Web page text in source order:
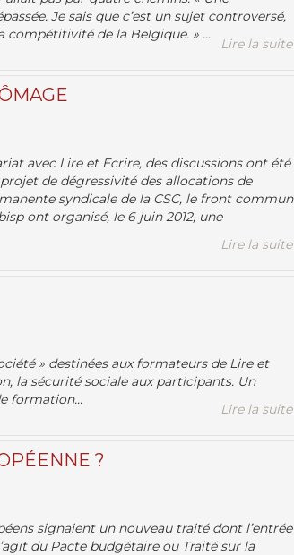
Je sais que c’est un sujet controversé,
compétitivité de la Belgique. » ...
Lire la suite
avec Lire et Ecrire, des discussions ont été
projet de dégressivité des allocations de
syndicale de la CSC, le front commun
ont organisé, le 6 juin 2012, une
Lire la suite
» destinées aux formateurs de Lire et
la sécurité sociale aux participants. Un
formation...
Lire la suite
?
signaient un nouveau traité dont l’entrée
du Pacte budgétaire ou Traité sur la